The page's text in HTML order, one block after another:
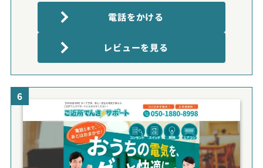
電話をかける
レビューを見る
6